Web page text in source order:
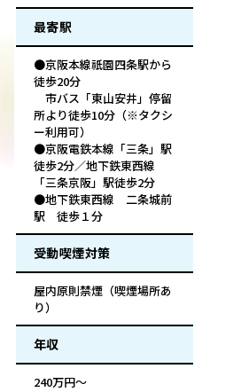
最寄駅
●京阪本線祇園四条駅から
徒歩20分
市バス「東山安井」停留
所より徒歩10分（※タクシ
ー利用可）
●京阪電鉄本線「三条」駅
徒歩2分／地下鉄東西線
「三条京阪」駅徒歩2分
●地下鉄東西線 二条城前
駅 徒歩１分
受動喫煙対策
屋内原則禁煙（喫煙場所あ
り）
年収
240万円～